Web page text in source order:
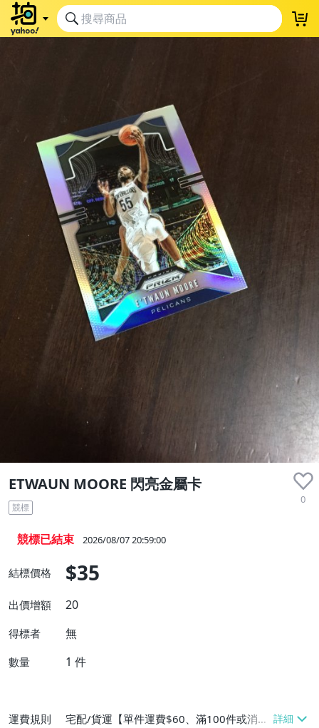
ETWAUN MOORE 閃亮金屬卡
0
競標
競標已結束 2026/08/07 20:59:00
結標價格 $35
出價增額 20
得標者 無
數量 1 件
運費規則
宅配/貨運【單件運費$60、滿100件或消費